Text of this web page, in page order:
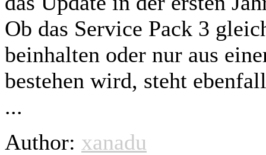
Ob das Service Pack 3
beinhalten oder nur aus
bestehen wird, steht
...
Author: xanadu